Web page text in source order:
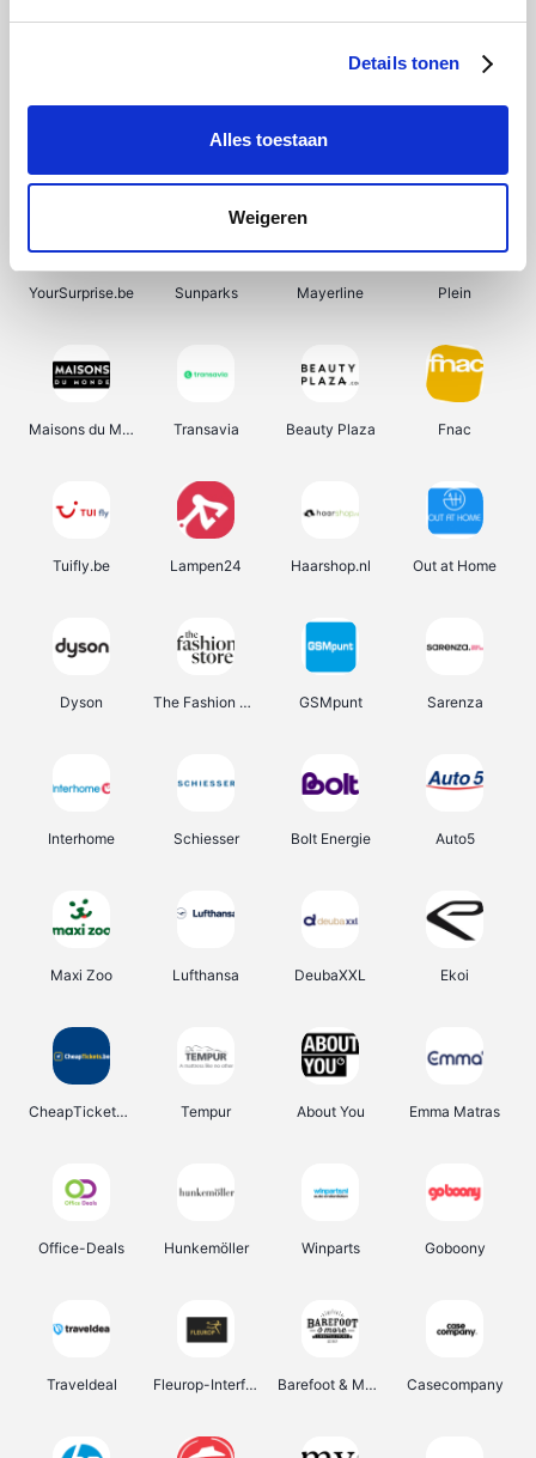
Details tonen
Alles toestaan
Weigeren
Shein Bergfreunde SupraBazar Smartwatchbanden
YourSurprise.be Sunparks Mayerline Plein
Maisons du Monde Transavia Beauty Plaza Fnac
Tuifly.be Lampen24 Haarshop.nl Out at Home
Dyson The Fashion Store GSMpunt Sarenza
Interhome Schiesser Bolt Energie Auto5
Maxi Zoo Lufthansa DeubaXXL Ekoi
CheapTickets.be Tempur About You Emma Matras
Office-Deals Hunkemöller Winparts Goboony
Traveldeal Fleurop-Interflora Barefoot & More Casecompany